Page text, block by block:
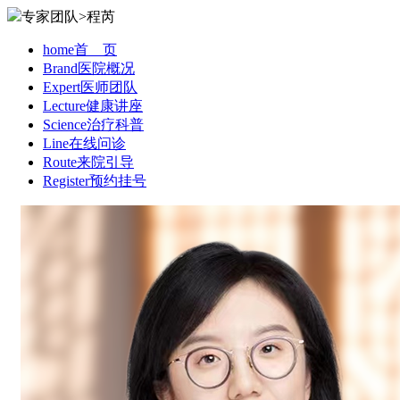
专家团队>程芮
home首 页
Brand医院概况
Expert医师团队
Lecture健康讲座
Science治疗科普
Line在线问诊
Route来院引导
Register预约挂号